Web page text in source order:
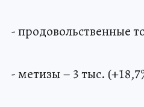
- продовольственные
- метизы – 3 тыс.